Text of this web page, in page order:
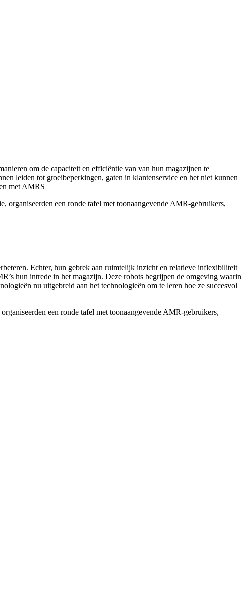
om de capaciteit en efficiëntie van van hun magazijnen te
leiden tot groeibeperkingen, gaten in klantenservice en het niet kunnen
met AMRS
organiseerden een ronde tafel met toonaangevende AMR-gebruikers,
Echter, hun gebrek aan ruimtelijk inzicht en relatieve inflexibiliteit
hun intrede in het magazijn. Deze robots begrijpen de omgeving waarin
nu uitgebreid aan het technologieën om te leren hoe ze succesvol
een ronde tafel met toonaangevende AMR-gebruikers,